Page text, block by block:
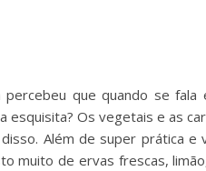
percebeu que quando se fala
esquisita? Os vegetais e as
Além de super prática e
muito de ervas frescas,